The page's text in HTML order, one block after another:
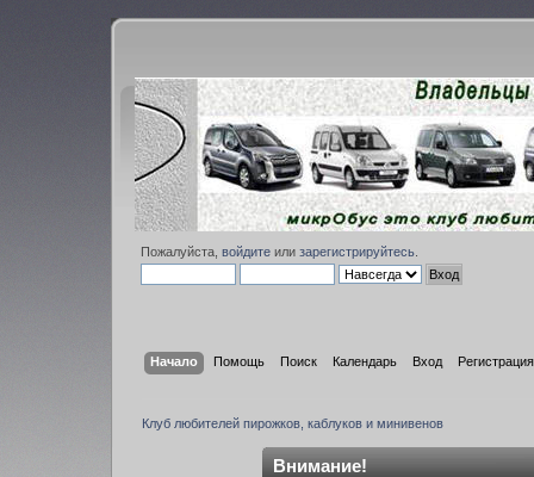
Пожалуйста,войдите илизарегистрируйтесь
Начало Помощь Поиск Календарь Вход Регистрация
Клуб любителей пирожков, каблуков и минивенов
Внимание!